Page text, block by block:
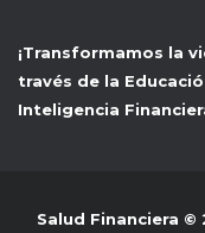
¡Transformamos la
través de la
Inteligencia
Salud Financiera ©